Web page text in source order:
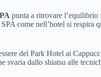
punta a ritrovare l’equilibrio
come nell’hotel si respira
del Park Hotel ai
svaria dallo shiatsu alle